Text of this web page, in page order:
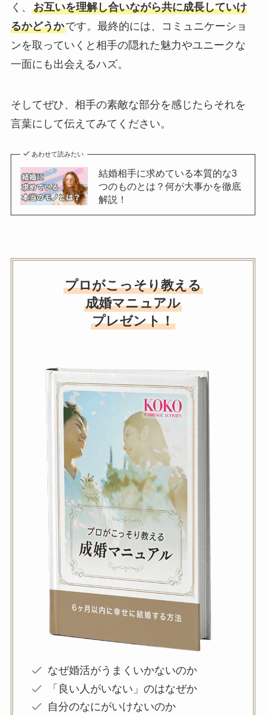
く、 お互いを理解し合いながら共に成長していけ
るかどうかです。最終的には、コミュニケーショ
ンを取っていくと相手の隠れた魅力やユニークな
一面にも出会えるハズ。
そしてぜひ、相手の素敵な部分を感じたらそれを
言葉にして伝えてみてください。
あわせて読みたい
結婚相手に求めている本質的な3
つのものとは？何が大事かを徹底
解説！
プロがこっそり教える
成婚マニュアル
プレゼント！
なぜ婚活がうまくいかないのか
「良い人がいない」のはなぜか
自分のなにがいけないのか